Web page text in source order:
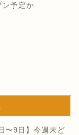
ン予定か
〜9日】今週末ど